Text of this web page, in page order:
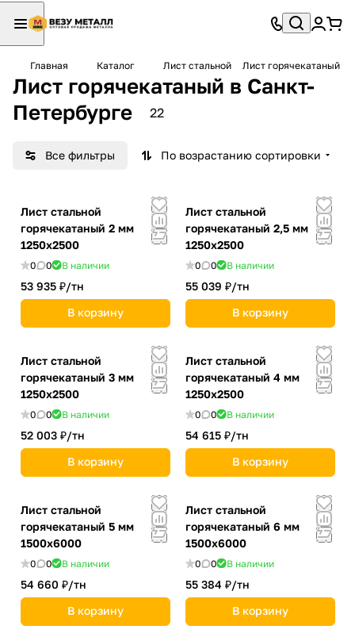
Главная Каталог Лист стальной Лист горячекатаный
Лист горячекатаный в Санкт-
Петербурге
22
Все фильтры По возрастанию сортировки
Лист стальной
горячекатаный 2 мм
1250х2500
0 0 В наличии
53 935 ₽/тн
В корзину
Лист стальной
горячекатаный 2,5 мм
1250х2500
0 0 В наличии
55 039 ₽/тн
В корзину
Лист стальной
горячекатаный 3 мм
1250х2500
0 0 В наличии
52 003 ₽/тн
В корзину
Лист стальной
горячекатаный 4 мм
1250х2500
0 0 В наличии
54 615 ₽/тн
В корзину
Лист стальной
горячекатаный 5 мм
1500х6000
0 0 В наличии
54 660 ₽/тн
В корзину
Лист стальной
горячекатаный 6 мм
1500х6000
0 0 В наличии
55 384 ₽/тн
В корзину